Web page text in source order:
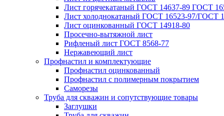
Лист горячекатаный ГОСТ 14637-89 ГОСТ
Лист холоднокатаный ГОСТ 16523-97/ГОСТ
Лист оцинкованный ГОСТ 14918-80
Просечно-вытяжной лист
Рифленый лист ГОСТ 8568-77
Нержавеющий лист
Профнастил и комплектующие
Профнастил оцинкованный
Профнастил с полимерным покрытием
Саморезы
Труба для скважин и сопутствующие товары
Заглушки